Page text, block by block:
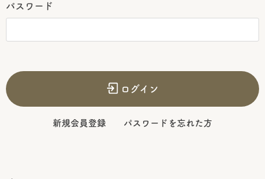
パスワード
ログイン
新規会員登録 パスワードを忘れた方